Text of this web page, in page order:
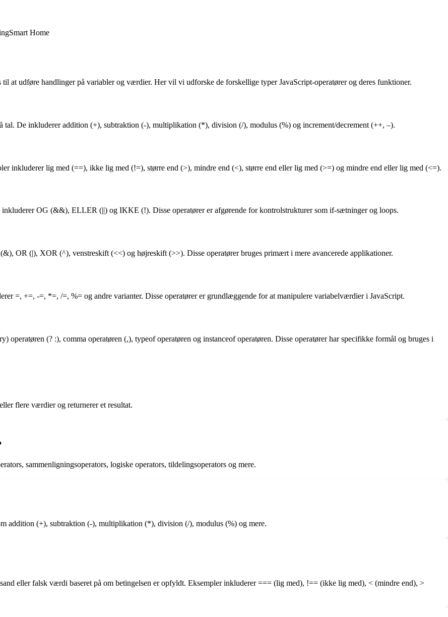
Smart Home
at udføre handlinger på variabler og værdier. Her vil vi udforske de forskellige typer JavaScript-operatører og deres funktioner.
tal. De inkluderer addition (+), subtraktion (-), multiplikation (*), division (/), modulus (%) og increment/decrement (++, –).
inkluderer lig med (==), ikke lig med (!=), større end (>), mindre end (<), større end eller lig med (>=) og mindre end eller lig med (<=).
inkluderer OG (&&), ELLER (||) og IKKE (!). Disse operatører er afgørende for kontrolstrukturer som if-sætninger og loops.
OR (|), XOR (^), venstreskift (<<) og højreskift (>>). Disse operatører bruges primært i mere avancerede applikationer.
=, +=, -=, *=, /=, %= og andre varianter. Disse operatører er grundlæggende for at manipulere variabelværdier i JavaScript.
operatøren (? :), comma operatøren (,), typeof operatøren og instanceof operatøren. Disse operatører har specifikke formål og bruges i
flere værdier og returnerer et resultat.
sammenligningsoperators, logiske operators, tildelingsoperators og mere.
addition (+), subtraktion (-), multiplikation (*), division (/), modulus (%) og mere.
eller falsk værdi baseret på om betingelsen er opfyldt. Eksempler inkluderer === (lig med), !== (ikke lig med), < (mindre end), >